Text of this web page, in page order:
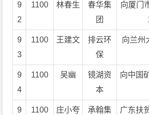
9
2
1100 林春生
春华集
团
向厦门
9
3
1100 王建文
排云环
保
向兰州
9
4
1100 吴幽
镜湖资
本
向中国
9
1100 庄小夸
承翰集
广东扶